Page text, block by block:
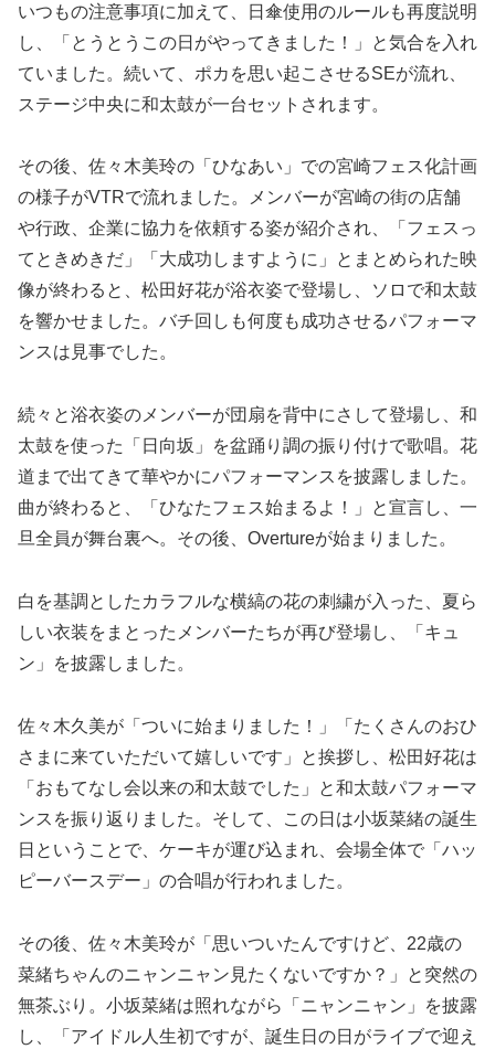
いつもの注意事項に加えて、日傘使用のルールも再度説明
し、「とうとうこの日がやってきました！」と気合を入れ
ていました。続いて、ポカを思い起こさせるSEが流れ、
ステージ中央に和太鼓が一台セットされます。
その後、佐々木美玲の「ひなあい」での宮崎フェス化計画
の様子がVTRで流れました。メンバーが宮崎の街の店舗
や行政、企業に協力を依頼する姿が紹介され、「フェスっ
てときめきだ」「大成功しますように」とまとめられた映
像が終わると、松田好花が浴衣姿で登場し、ソロで和太鼓
を響かせました。バチ回しも何度も成功させるパフォーマ
ンスは見事でした。
続々と浴衣姿のメンバーが団扇を背中にさして登場し、和
太鼓を使った「日向坂」を盆踊り調の振り付けで歌唱。花
道まで出てきて華やかにパフォーマンスを披露しました。
曲が終わると、「ひなたフェス始まるよ！」と宣言し、一
旦全員が舞台裏へ。その後、Overtureが始まりました。
白を基調としたカラフルな横縞の花の刺繍が入った、夏ら
しい衣装をまとったメンバーたちが再び登場し、「キュ
ン」を披露しました。
佐々木久美が「ついに始まりました！」「たくさんのおひ
さまに来ていただいて嬉しいです」と挨拶し、松田好花は
「おもてなし会以来の和太鼓でした」と和太鼓パフォーマ
ンスを振り返りました。そして、この日は小坂菜緒の誕生
日ということで、ケーキが運び込まれ、会場全体で「ハッ
ピーバースデー」の合唱が行われました。
その後、佐々木美玲が「思いついたんですけど、22歳の
菜緒ちゃんのニャンニャン見たくないですか？」と突然の
無茶ぶり。小坂菜緒は照れながら「ニャンニャン」を披露
し、「アイドル人生初ですが、誕生日の日がライブで迎え